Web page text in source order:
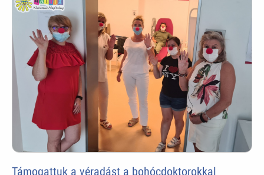
Támogattuk a véradást a bohócdoktorokkal